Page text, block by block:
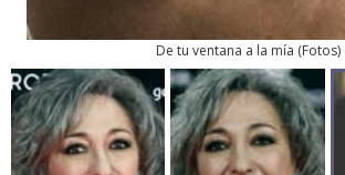
De tu ventana a la mía (Fotos)